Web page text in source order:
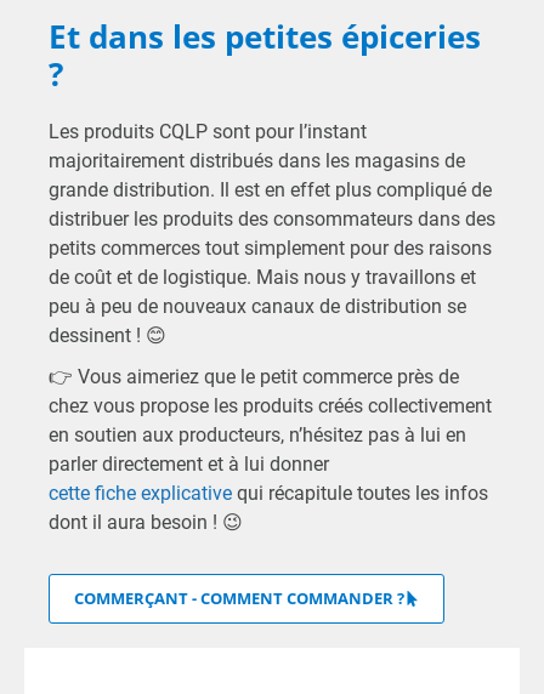
Et dans les petites épiceries
?
Les produits CQLP sont pour l’instant
majoritairement distribués dans les magasins de
grande distribution. Il est en effet plus compliqué de
distribuer les produits des consommateurs dans des
petits commerces tout simplement pour des raisons
de coût et de logistique. Mais nous y travaillons et
peu à peu de nouveaux canaux de distribution se
dessinent ! 😊
👉 Vous aimeriez que le petit commerce près de
chez vous propose les produits créés collectivement
en soutien aux producteurs, n’hésitez pas à lui en
parler directement et à lui donner
cette fiche explicative qui récapitule toutes les infos
dont il aura besoin ! 😉
COMMERÇANT - COMMENT COMMANDER ?